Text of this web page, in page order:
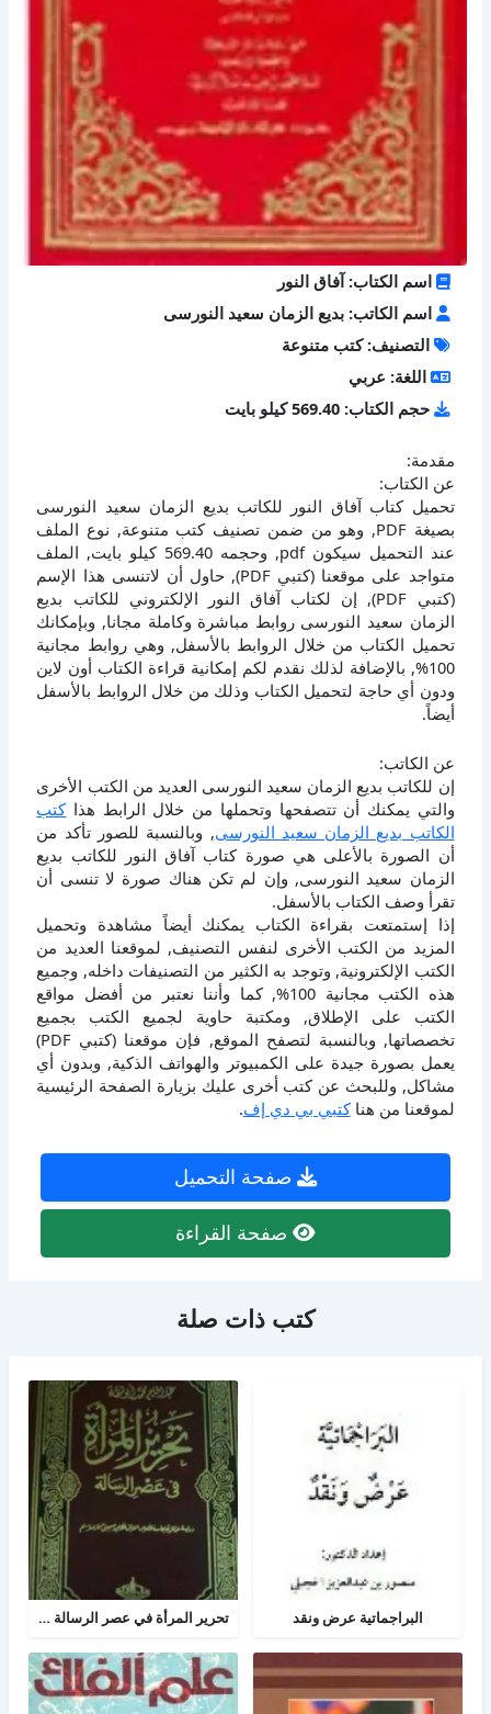
اسم الكتاب: آفاق النور
اسم الكاتب: بديع الزمان سعيد النورسى
التصنيف: كتب متنوعة
اللغة: عربي
حجم الكتاب: 569.40 كيلو بايت
مقدمة:
عن الكتاب:
تحميل كتاب آفاق النور للكاتب بديع الزمان سعيد النورسى
بصيغة PDF, وهو من ضمن تصنيف كتب متنوعة, نوع الملف
عند التحميل سيكون pdf, وحجمه 569.40 كيلو بايت, الملف
متواجد على موقعنا (كتبي PDF), حاول أن لاتنسى هذا الإسم
(كتبي PDF), إن لكتاب آفاق النور الإلكتروني للكاتب بديع
الزمان سعيد النورسى روابط مباشرة وكاملة مجانا, وبإمكانك
تحميل الكتاب من خلال الروابط بالأسفل, وهي روابط مجانية
100%, بالإضافة لذلك نقدم لكم إمكانية قراءة الكتاب أون لاين
ودون أي حاجة لتحميل الكتاب وذلك من خلال الروابط بالأسفل
أيضاً.
عن الكاتب:
إن للكاتب بديع الزمان سعيد النورسى العديد من الكتب الأخرى
والتي يمكنك أن تتصفحها وتحملها من خلال الرابط هذاكتب
الكاتب بديع الزمان سعيد النورسى, وبالنسبة للصور تأكد من
أن الصورة بالأعلى هي صورة كتاب آفاق النور للكاتب بديع
الزمان سعيد النورسى, وإن لم تكن هناك صورة لا تنسى أن
تقرأ وصف الكتاب بالأسفل.
إذا إستمتعت بقراءة الكتاب يمكنك أيضاً مشاهدة وتحميل
المزيد من الكتب الأخرى لنفس التصنيف, لموقعنا العديد من
الكتب الإلكترونية, وتوجد به الكثير من التصنيفات داخله, وجميع
هذه الكتب مجانية 100%, كما وأننا نعتبر من أفضل مواقع
الكتب على الإطلاق, ومكتبة حاوية لجميع الكتب بجميع
تخصصاتها, وبالنسبة لتصفح الموقع, فإن موقعنا (كتبي PDF)
يعمل بصورة جيدة على الكمبيوتر والهواتف الذكية, وبدون أي
مشاكل, وللبحث عن كتب أخرى عليك بزيارة الصفحة الرئيسية
لموقعنا من هناكتبي بي دي إف.
صفحة التحميل
صفحة القراءة
كتب ذات صلة
البراجماتية عرض ونقد تحرير المرأة في عصر الرسالة جــ 2